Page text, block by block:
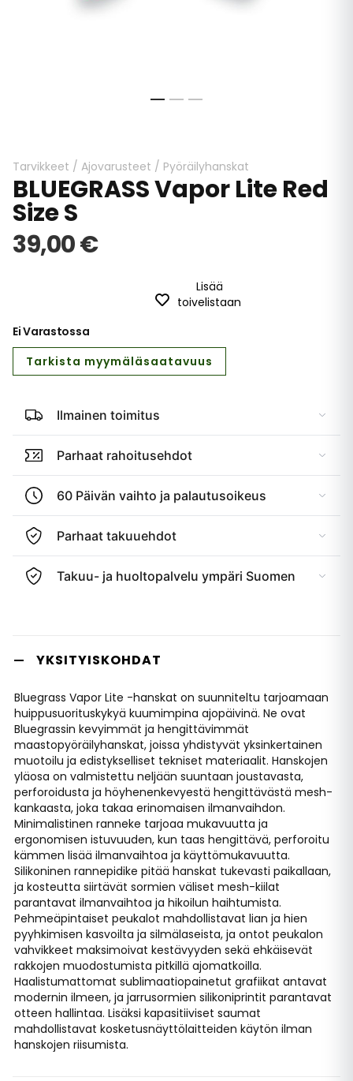
beginning
of
the
images
Tarvikkeet / Ajovarusteet / Pyöräilyhanskat
BLUEGRASS Vapor Lite Red
Size S
39,00 €
Lisää
toivelistaan
Ei Varastossa
Tarkista myymäläsaatavuus
Ilmainen toimitus
Parhaat rahoitusehdot
60 Päivän vaihto ja palautusoikeus
Parhaat takuuehdot
Takuu- ja huoltopalvelu ympäri Suomen
YKSITYISKOHDAT
Bluegrass Vapor Lite -hanskat on suunniteltu tarjoamaan
huippusuorituskykyä kuumimpina ajopäivinä. Ne ovat
Bluegrassin kevyimmät ja hengittävimmät
maastopyöräilyhanskat, joissa yhdistyvät yksinkertainen
muotoilu ja edistykselliset tekniset materiaalit. Hanskojen
yläosa on valmistettu neljään suuntaan joustavasta,
perforoidusta ja höyhenenkevyestä hengittävästä mesh-
kankaasta, joka takaa erinomaisen ilmanvaihdon.
Minimalistinen ranneke tarjoaa mukavuutta ja
ergonomisen istuvuuden, kun taas hengittävä, perforoitu
kämmen lisää ilmanvaihtoa ja käyttömukavuutta.
Silikoninen rannepidike pitää hanskat tukevasti paikallaan,
ja kosteutta siirtävät sormien väliset mesh-kiilat
parantavat ilmanvaihtoa ja hikoilun haihtumista.
Pehmeäpintaiset peukalot mahdollistavat lian ja hien
pyyhkimisen kasvoilta ja silmälaseista, ja ontot peukalon
vahvikkeet maksimoivat kestävyyden sekä ehkäisevät
rakkojen muodostumista pitkillä ajomatkoilla.
Haalistumattomat sublimaatiopainetut grafiikat antavat
modernin ilmeen, ja jarrusormien silikoniprintit parantavat
otteen hallintaa. Lisäksi kapasitiiviset saumat
mahdollistavat kosketusnäyttölaitteiden käytön ilman
hanskojen riisumista.